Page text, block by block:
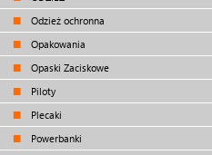
Odzież ochronna
Opakowania
Opaski Zaciskowe
Piloty
Plecaki
Powerbanki